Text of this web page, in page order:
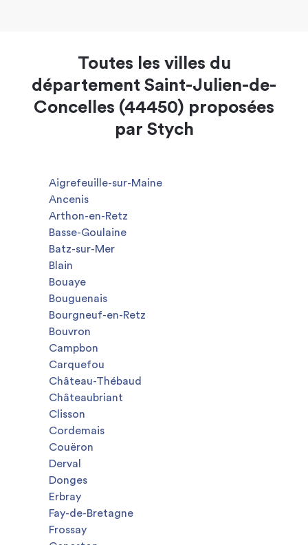
Toutes les villes du
département Saint-Julien-de-
Concelles (44450) proposées
par Stych
Aigrefeuille-sur-Maine
Ancenis
Arthon-en-Retz
Basse-Goulaine
Batz-sur-Mer
Blain
Bouaye
Bouguenais
Bourgneuf-en-Retz
Bouvron
Campbon
Carquefou
Château-Thébaud
Châteaubriant
Clisson
Cordemais
Couëron
Derval
Donges
Erbray
Fay-de-Bretagne
Frossay